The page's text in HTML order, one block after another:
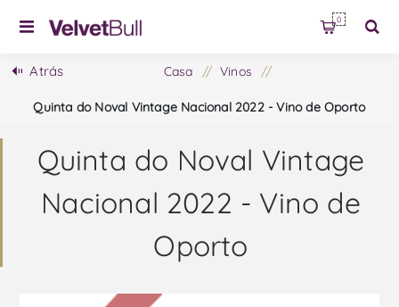
0
Atrás Casa / Vinos /
Quinta do Noval Vintage Nacional 2022 - Vino de Oporto
Quinta do Noval Vintage
Nacional 2022 - Vino de
Oporto